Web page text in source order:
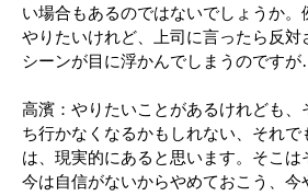
い場合もあるのではないでしょうか。
やりたいけれど、上司に言ったら反対
シーンが目に浮かんでしまうのです
高濱：やりたいことがあるけれども、
ち行かなくなるかもしれない、それで
は、現実的にあると思います。そこは
今は自信がないからやめておこう、今